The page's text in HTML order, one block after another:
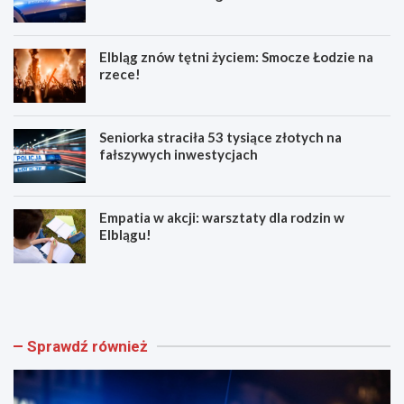
Elbląg znów tętni życiem: Smocze Łodzie na
rzece!
Seniorka straciła 53 tysiące złotych na
fałszywych inwestycjach
Empatia w akcji: warsztaty dla rodzin w
Elblągu!
Z
i
w
E
g
ó
Sprawdź również